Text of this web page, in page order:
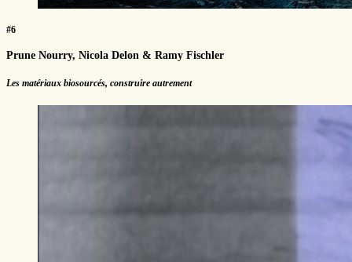
#6
Prune Nourry, Nicola Delon & Ramy Fischler
Les matériaux biosourcés, construire autrement